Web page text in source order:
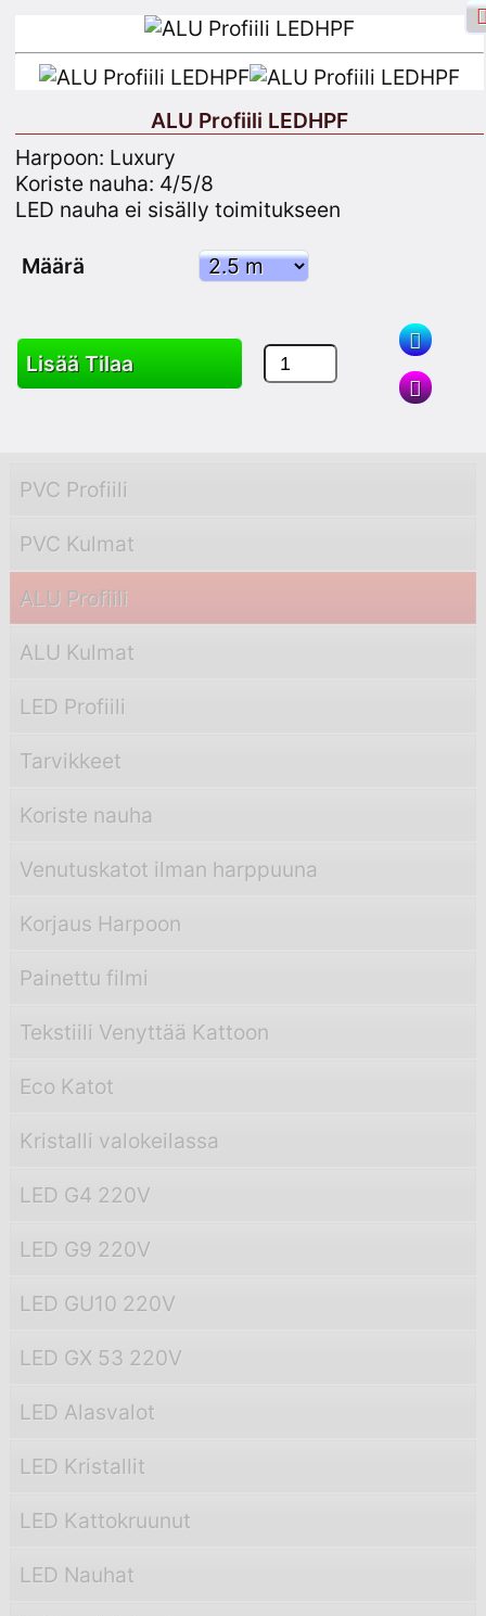
Facebook sisäänkirjautuminen
PVC Profiili
PVC Kulmat
ALU Profiili
ALU Kulmat
LED Profiili
Tarvikkeet
Koriste nauha
Venutuskatot ilman harppuuna
Korjaus Harpoon
Painettu filmi
Tekstiili Venyttää Kattoon
Eco Katot
Kristalli valokeilassa
LED G4 220V
LED G9 220V
LED GU10 220V
LED GX 53 220V
LED Alasvalot
LED Kristallit
LED Kattokruunut
LED Nauhat
ALU Profiili LEDHPF
Harpoon: Luxury
Koriste nauha: 4/5/8
LED nauha ei sisälly toimitukseen
Määrä
Lisää Tilaa